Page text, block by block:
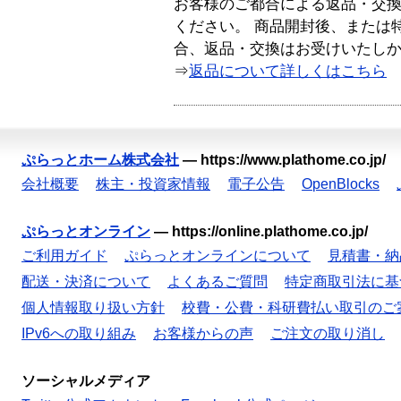
お客様のご都合による返品・交
ください。 商品開封後、または
合、返品・交換はお受けいたし
⇒返品について詳しくはこちら
ぷらっとホーム株式会社 — https://www.plathome.co.jp/
会社概要
株主・投資家情報 電子公告 OpenBlocks
ぷらっとオンライン — https://online.plathome.co.jp/
ご利用ガイド
ぷらっとオンラインについて
見積書・
配送・決済について
よくあるご質問
特定商取引法に
個人情報取り扱い方針
校費・公費・科研費払い取引のご
IPv6への取り組み
お客様からの声 ご注文の取り消し
ソーシャルメディア